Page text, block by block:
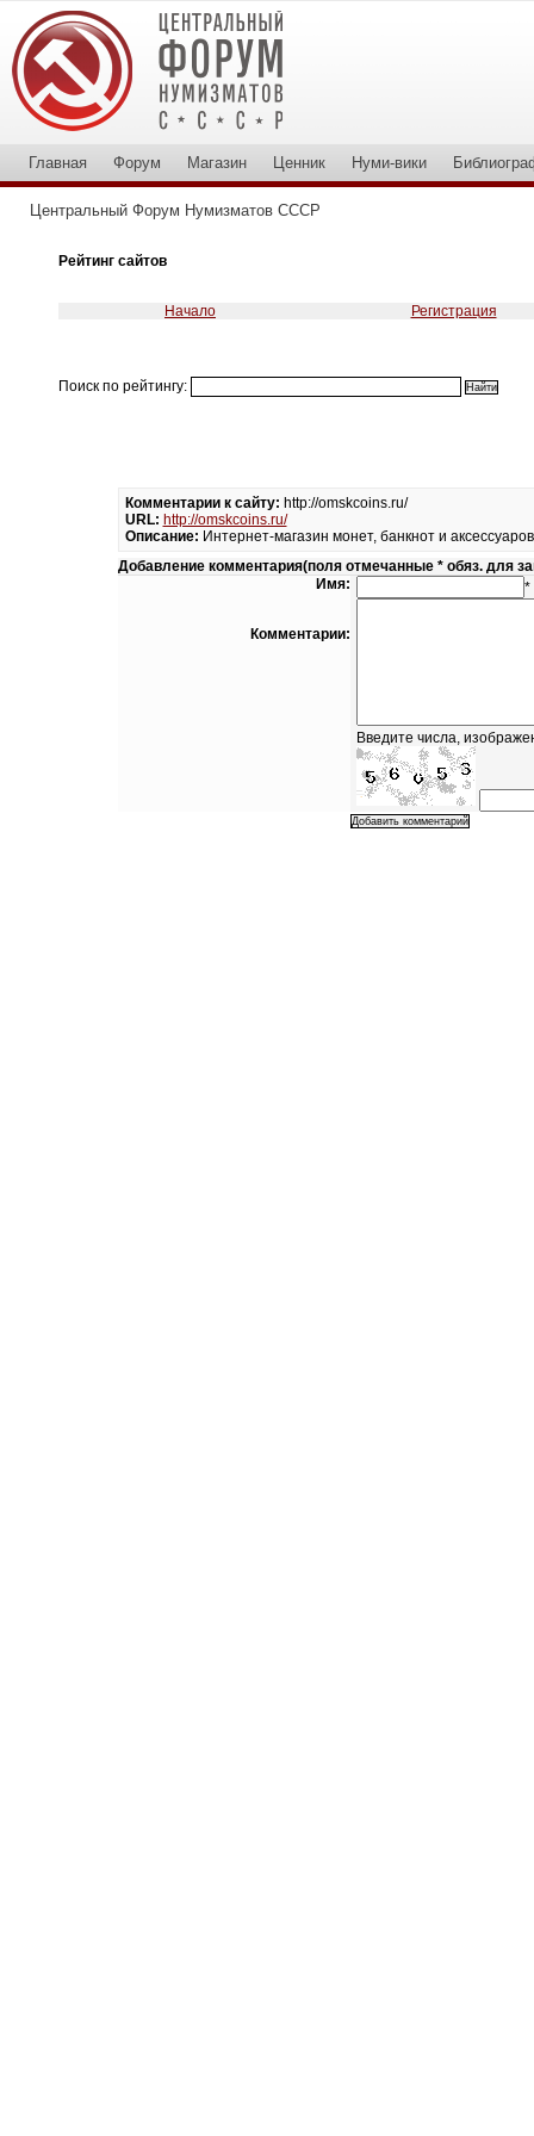
Главная Форум Магазин Ценник Нуми-вики
Центральный Форум Нумизматов СССР
Рейтинг сайтов
Начало Регистрация
Поиск по рейтингу:
Комментарии к сайту: http://omskcoins.ru/
URL: http://omskcoins.ru/
Описание: Интернет-магазин монет, банкнот и
Добавление комментария(поля отмечанные * обяз. для
Имя:
Комментарии:
*
Введите числа,